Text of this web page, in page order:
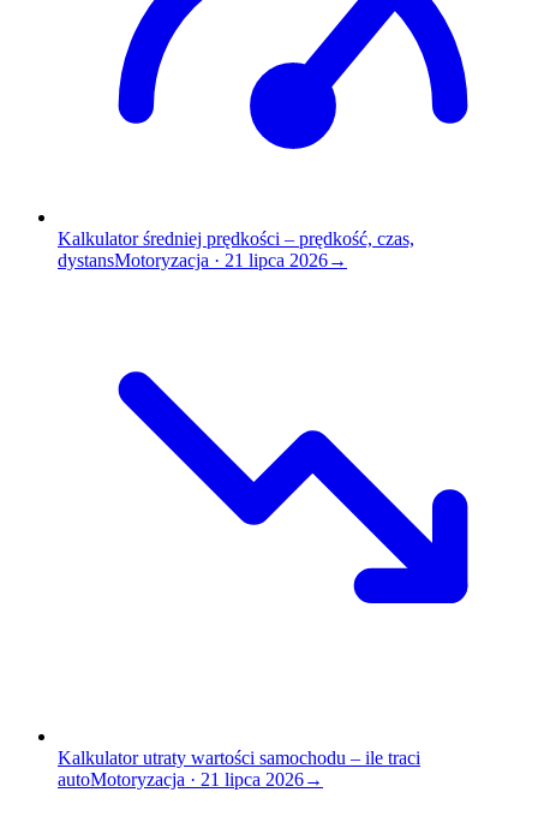
Kalkulator średniej prędkości – prędkość, czas,
dystansMotoryzacja · 21 lipca 2026→
Kalkulator utraty wartości samochodu – ile traci
autoMotoryzacja · 21 lipca 2026→